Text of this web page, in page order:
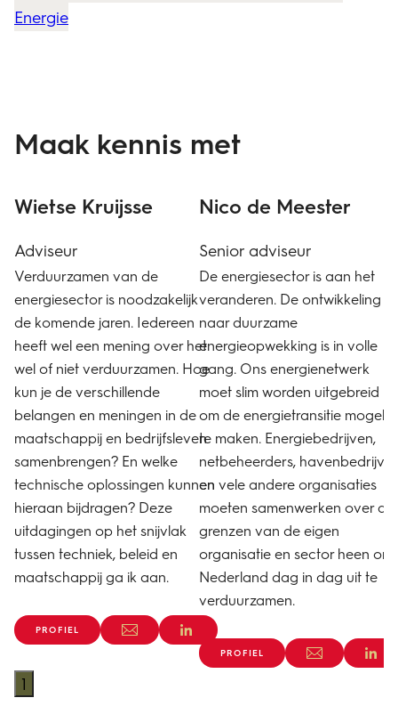
Energie
Maak kennis met
Wietse Kruijsse
Adviseur
Verduurzamen van de
energiesector is noodzakelijk
de komende jaren. Iedereen
heeft wel een mening over het
wel of niet verduurzamen. Hoe
kun je de verschillende
belangen en meningen in de
maatschappij en bedrijfsleven
samenbrengen? En welke
technische oplossingen kunnen
hieraan bijdragen? Deze
uitdagingen op het snijvlak
tussen techniek, beleid en
maatschappij ga ik aan.
PROFIEL
Nico de Meester
Senior adviseur
De energiesector is aan het
veranderen. De ontwikkeling
naar duurzame
energieopwekking is in volle
gang. Ons energienetwerk
moet slim worden uitgebreid
om de energietransitie mogelijk
te maken. Energiebedrijven,
netbeheerders,
en vele andere organisaties
moeten samenwerken over de
grenzen van de eigen
organisatie en sector heen om
Nederland dag in dag uit te
verduurzamen.
PROFIEL
1